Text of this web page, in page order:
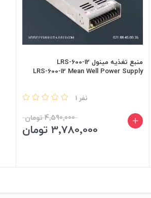
منبع تغذیه مینول LRS-600-12
LRS-600-12 Mean Well Power Supply
1 نفر
4٬590٬000 تومان
3٬780٬000 تومان